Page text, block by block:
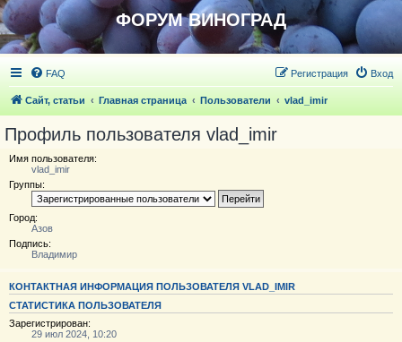
ФОРУМ ВИНОГРАД
FAQ Вход
Регистрация
Сайт, статьи Главная страница Пользователи vlad_imir
Профиль пользователя vlad_imir
Имя пользователя:
vlad_imir
Группы:
Город:
Азов
Подпись:
Владимир
КОНТАКТНАЯ ИНФОРМАЦИЯ ПОЛЬЗОВАТЕЛЯ VLAD_IMIR
СТАТИСТИКА ПОЛЬЗОВАТЕЛЯ
Зарегистрирован:
29 июл 2024, 10:20